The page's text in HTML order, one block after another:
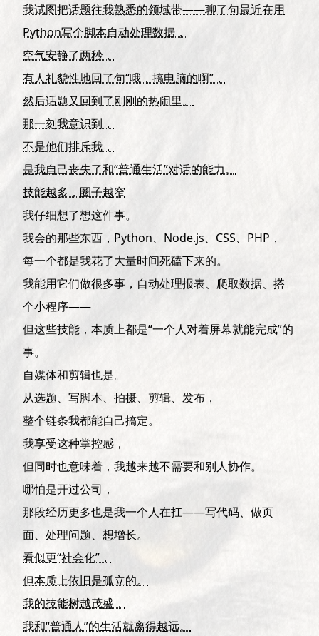
我试图把话题往我熟悉的领域带——聊了句最近在用
Python写个脚本自动处理数据，
空气安静了两秒，
有人礼貌性地回了句“哦，搞电脑的啊”，
然后话题又回到了刚刚的热闹里。
那一刻我意识到，
不是他们排斥我，
是我自己丧失了和“普通生活”对话的能力。
技能越多，圈子越窄
我仔细想了想这件事。
我会的那些东西，Python、Node.js、CSS、PHP，
每一个都是我花了大量时间死磕下来的。
我能用它们做很多事，自动处理报表、爬取数据、搭
个小程序——
但这些技能，本质上都是“一个人对着屏幕就能完成”的
事。
自媒体和剪辑也是。
从选题、写脚本、拍摄、剪辑、发布，
整个链条我都能自己搞定。
我享受这种掌控感，
但同时也意味着，我越来越不需要和别人协作。
哪怕是开过公司，
那段经历更多也是我一个人在扛——写代码、做页
面、处理问题、想增长。
看似更“社会化”，
但本质上依旧是孤立的。
我的技能树越茂盛，
我和“普通人”的生活就离得越远。